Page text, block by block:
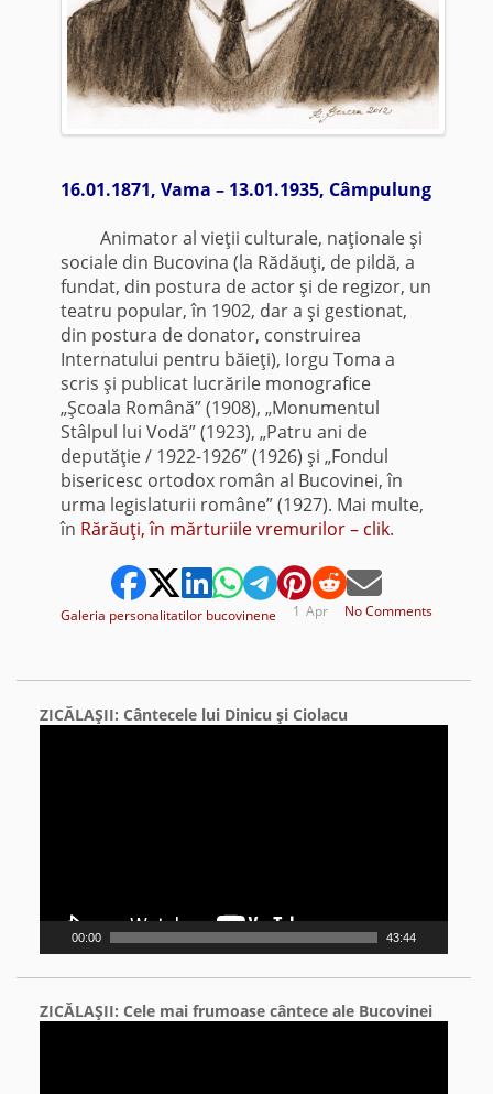
16.01.1871, Vama – 13.01.1935, Câmpulung
Animator al vieţii culturale, naţionale şi
sociale din Bucovina (la Rădăuţi, de pildă, a
fundat, din postura de actor şi de regizor, un
teatru popular, în 1902, dar a şi gestionat,
din postura de donator, construirea
Internatului pentru băieţi), Iorgu Toma a
scris şi publicat lucrările monografice
„Şcoala Română” (1908), „Monumentul
Stâlpul lui Vodă” (1923), „Patru ani de
deputăţie / 1922-1926” (1926) şi „Fondul
bisericesc ortodox român al Bucovinei, în
urma legislaturii române” (1927). Mai multe,
în Rărăuţi, în mărturiile vremurilor – clik.
Galeria personalitatilor bucovinene No Comments
Apr
1
ZICĂLAŞII: Cântecele lui Dinicu şi Ciolacu
00:00 43:44
ZICĂLAŞII: Cele mai frumoase cântece ale Bucovinei